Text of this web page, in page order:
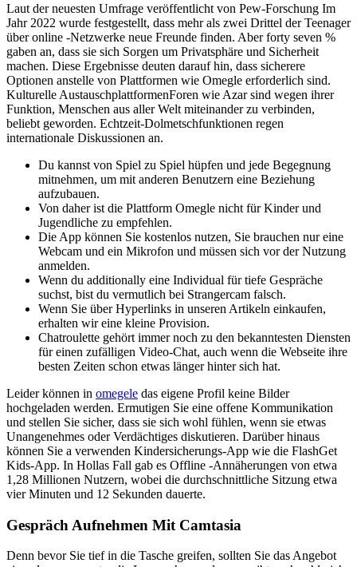
Laut der neuesten Umfrage veröffentlicht von Pew-Forschung Im
Jahr 2022 wurde festgestellt, dass mehr als zwei Drittel der Teenager
über online -Netzwerke neue Freunde finden. Aber forty seven %
gaben an, dass sie sich Sorgen um Privatsphäre und Sicherheit
machen. Diese Ergebnisse deuten darauf hin, dass sicherere
Optionen anstelle von Plattformen wie Omegle erforderlich sind.
Kulturelle AustauschplattformenForen wie Azar sind wegen ihrer
Funktion, Menschen aus aller Welt miteinander zu verbinden,
beliebt geworden. Echtzeit-Dolmetschfunktionen regen
internationale Diskussionen an.
Du kannst von Spiel zu Spiel hüpfen und jede Begegnung
mitnehmen, um mit anderen Benutzern eine Beziehung
aufzubauen.
Von daher ist die Plattform Omegle nicht für Kinder und
Jugendliche zu empfehlen.
Die App können Sie kostenlos nutzen, Sie brauchen nur eine
Webcam und ein Mikrofon und müssen sich vor der Nutzung
anmelden.
Wenn du additionally eine Individual für tiefe Gespräche
suchst, bist du vermutlich bei Strangercam falsch.
Wenn Sie über Hyperlinks in unseren Artikeln einkaufen,
erhalten wir eine kleine Provision.
Chatroulette gehört immer noch zu den bekanntesten Diensten
für einen zufälligen Video-Chat, auch wenn die Webseite ihre
besten Zeiten schon etwas länger hinter sich hat.
Leider können in omegele das eigene Profil keine Bilder
hochgeladen werden. Ermutigen Sie eine offene Kommunikation
und stellen Sie sicher, dass sie sich wohl fühlen, wenn sie etwas
Unangenehmes oder Verdächtiges diskutieren. Darüber hinaus
können Sie a verwenden Kindersicherungs-App wie die FlashGet
Kids-App. In Hollas Fall gab es Offline -Annäherungen von etwa
1,28 Millionen Nutzern, wobei die durchschnittliche Sitzung etwa
vier Minuten und 12 Sekunden dauerte.
Gespräch Aufnehmen Mit Camtasia
Denn bevor Sie tief in die Tasche greifen, sollten Sie das Angebot